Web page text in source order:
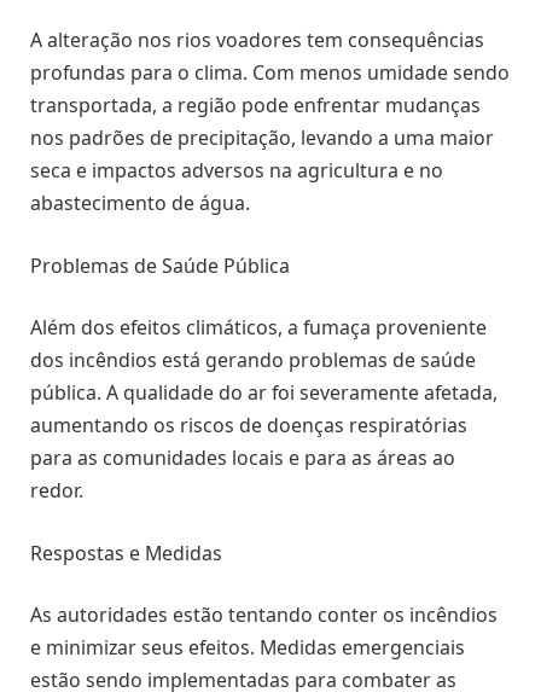
A alteração nos rios voadores tem consequências
profundas para o clima. Com menos umidade sendo
transportada, a região pode enfrentar mudanças
nos padrões de precipitação, levando a uma maior
seca e impactos adversos na agricultura e no
abastecimento de água.
Problemas de Saúde Pública
Além dos efeitos climáticos, a fumaça proveniente
dos incêndios está gerando problemas de saúde
pública. A qualidade do ar foi severamente afetada,
aumentando os riscos de doenças respiratórias
para as comunidades locais e para as áreas ao
redor.
Respostas e Medidas
As autoridades estão tentando conter os incêndios
e minimizar seus efeitos. Medidas emergenciais
estão sendo implementadas para combater as